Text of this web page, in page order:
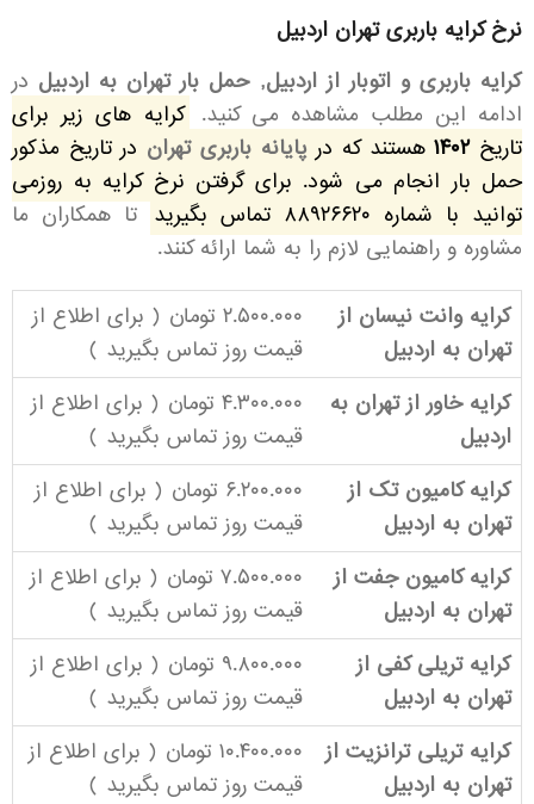
نرخ کرایه باربری تهران اردبیل
کرایه باربری و اتوبار از اردبیل, حمل بار تهران به اردبیل در
ادامه این مطلب مشاهده می کنید. کرایه های زیر برای
تاریخ۱۴۰۲هستند که درپایانه باربری تهران در تاریخ مذکور
حمل بار انجام می شود. برای گرفتن نرخ کرایه به روزمی
توانید با شماره ۸۸۹۲۶۶۲۰ تماس بگیرید
تا همکاران ما
مشاوره و راهنمایی لازم را به شما ارائه کنند.
کرایه وانت نیسان از
تهران به اردبیل
۲.۵۰۰.۰۰۰ تومان ( برای اطلاع از
قیمت روز تماس بگیرید )
کرایه خاور از تهران به
اردبیل
۴.۳۰۰.۰۰۰ تومان ( برای اطلاع از
قیمت روز تماس بگیرید )
کرایه کامیون تک از
تهران به اردبیل
۶.۲۰۰.۰۰۰ تومان ( برای اطلاع از
قیمت روز تماس بگیرید )
کرایه کامیون جفت از
تهران به اردبیل
۷.۵۰۰.۰۰۰ تومان ( برای اطلاع از
قیمت روز تماس بگیرید )
کرایه تریلی کفی از
تهران به اردبیل
۹.۸۰۰.۰۰۰ تومان ( برای اطلاع از
قیمت روز تماس بگیرید )
کرایه تریلی ترانزیت از
تهران به اردبیل
۱۰.۴۰۰.۰۰۰ تومان ( برای اطلاع از
قیمت روز تماس بگیرید )